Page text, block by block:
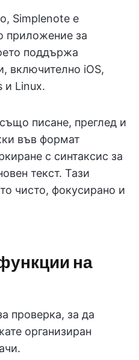
Simplenote е
приложение за
поддържа
включително iOS,
и Linux.
писане, преглед и
във формат
с синтаксис за
текст. Тази
чисто, фокусирано и
на
проверка, за да
организиран